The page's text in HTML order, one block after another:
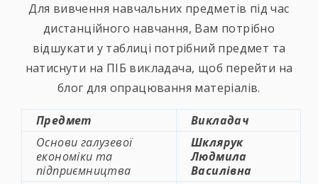
Для вивчення навчальних предметів під час
дистанційного навчання, Вам потрібно
відшукати у таблиці потрібний предмет та
натиснути на ПІБ викладача, щоб перейти на
блог для опрацювання матеріалів.
Предмет
Викладач
Основи галузевої
економіки та
підприємництва
Шклярук
Людмила
Василівна